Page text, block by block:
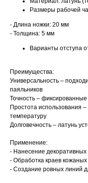
Размеры рабочей
- Длина ножки: 20 мм
- Толщина: 5 мм
Варианты отступа
Преимущества:
Универсальность –
паяльников
Точность –
Простота использования
температуру
Долговечность – латунь
Применение:
- Нанесение декоративных
- Обработка краев
- Создание ровных линий